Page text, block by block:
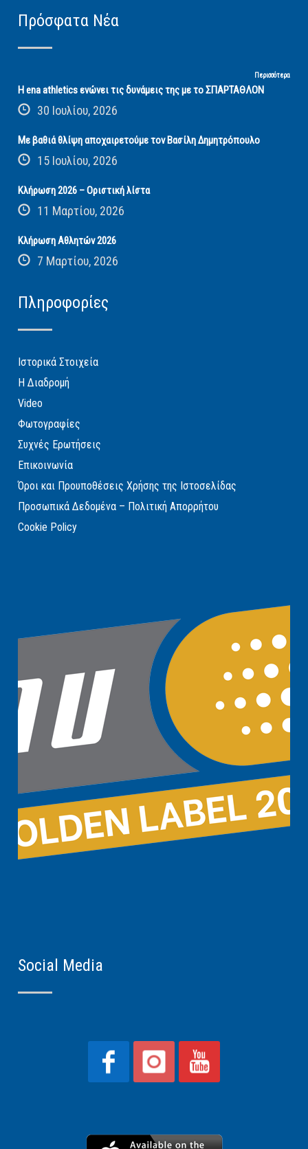
Πρόσφατα Νέα
Περισσότερα
Η ena athletics ενώνει τις δυνάμεις της με το ΣΠΑΡΤΑΘΛΟΝ
30 Ιουλίου, 2026
Με βαθιά θλίψη αποχαιρετούμε τον Βασίλη Δημητρόπουλο
15 Ιουλίου, 2026
Κλήρωση 2026 – Οριστική λίστα
11 Μαρτίου, 2026
Κλήρωση Αθλητών 2026
7 Μαρτίου, 2026
Πληροφορίες
Ιστορικά Στοιχεία
Η Διαδρομή
Video
Φωτογραφίες
Συχνές Ερωτήσεις
Επικοινωνία
Όροι και Προυποθέσεις Χρήσης της Ιστοσελίδας
Προσωπικά Δεδομένα – Πολιτική Απορρήτου
Cookie Policy
Social Media